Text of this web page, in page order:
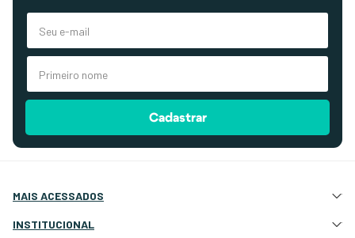
Cadastrar
MAIS ACESSADOS
Atração e Ancoragem
INSTITUCIONAL